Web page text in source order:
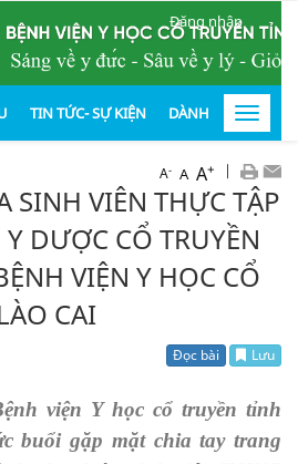
Đăng nhập
TIN TỨC- SỰ KIỆN DÀNH CHOToggle
A- A A+ |
SINH VIÊN THỰC TẬP
DƯỢC CỔ TRUYỀN
VIỆN Y HỌC CỔ
CAI
Đọc bài Lưu
viện Y học cổ truyền tỉnh
buổi gặp mặt chia tay trang